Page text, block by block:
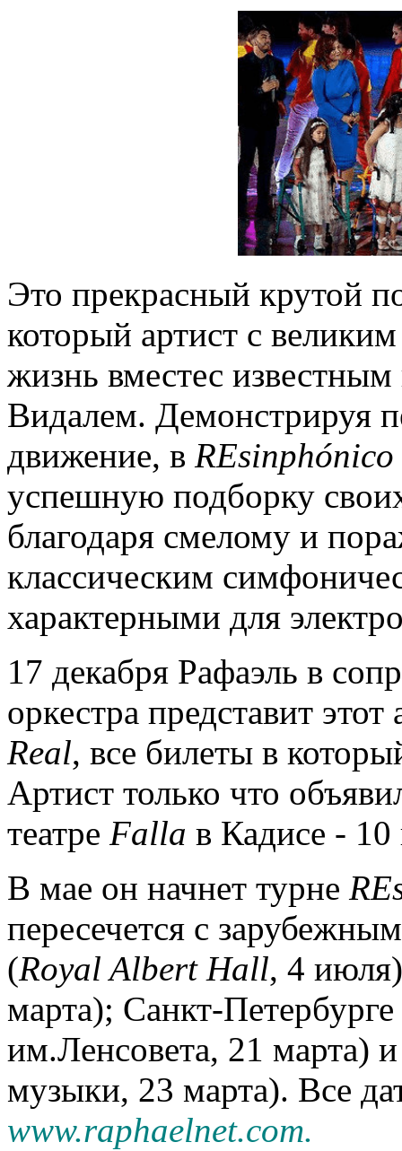
Это прекрасный крутой
который артист с
жизнь вместес
Видалем. Демонстрируя
движение, в REsinphónico
успешную подборку
благодаря смелому и
классическим
характерными для
17 декабря Рафаэль в
оркестра представит
Real, все билеты в
Артист только что
театре Falla в Кадисе - 10
В мае он начнет турне
пересечется с
(Royal Albert Hall, 4
марта); Санкт-
им.Ленсовета, 21
музыки, 23 марта). Все
www.raphaelnet.com.